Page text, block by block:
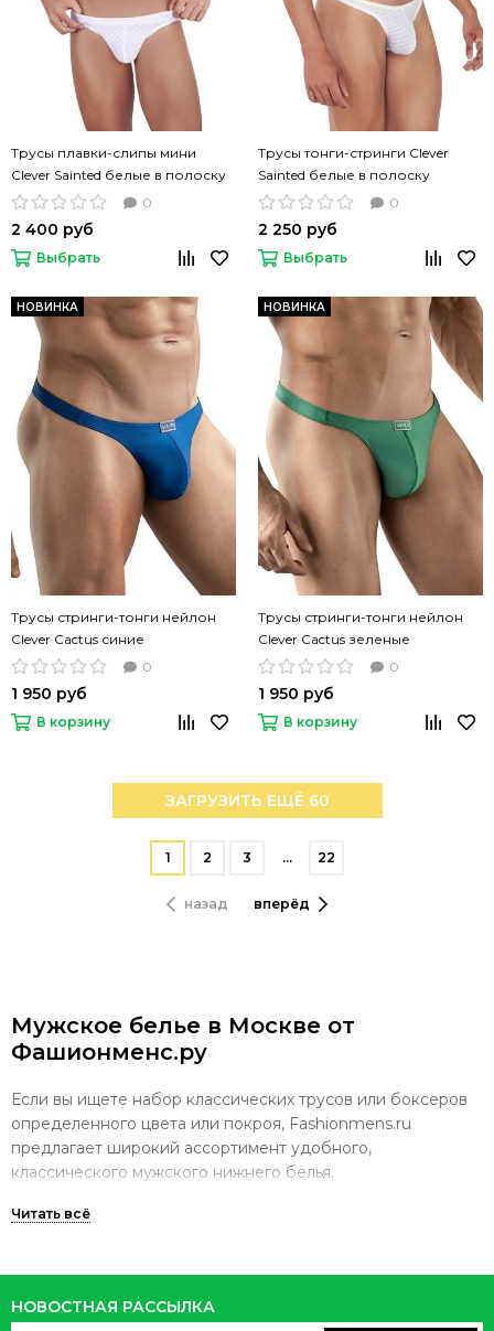
Трусы плавки-слипы мини
Clever Sainted белые в полоску
0
2 400 руб
Выбрать
Трусы тонги-стринги Clever
Sainted белые в полоску
0
2 250 руб
Выбрать
НОВИНКА
Трусы стринги-тонги нейлон
Clever Cactus синие
0
1 950 руб
В корзину
НОВИНКА
Трусы стринги-тонги нейлон
Clever Cactus зеленые
0
1 950 руб
В корзину
ЗАГРУЗИТЬ ЕЩЁ 60
назад
1 2 3 … 22
вперёд
Мужское белье в Москве от
Фашионменс.ру
Если вы ищете набор классических трусов или боксеров
определенного цвета или покроя, Fashionmens.ru
предлагает широкий ассортимент удобного,
классического мужского нижнего белья.
принтами, вы найдете свою идеальную посадку и
НОВОСТНАЯ РАССЫЛКА